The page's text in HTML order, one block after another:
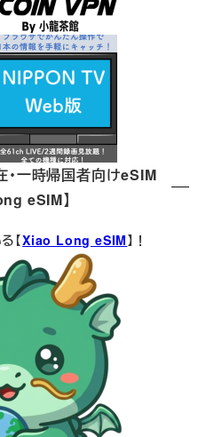
・一時帰国者向けeSIM
eSIM】
【Xiao Long eSIM】！